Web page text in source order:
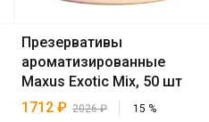
Презервативы
ароматизированные
Maxus Exotic Mix, 50 шт
1712 ₽ 2026₽ 15 %